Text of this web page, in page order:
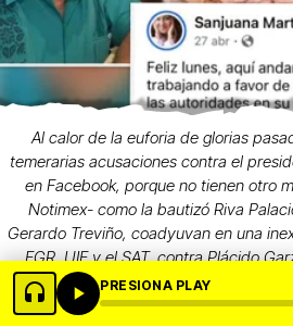
Al calor de la euforia de glorias
temerarias acusaciones contra el
en Facebook, porque no tienen otro
Notimex- como la bautizó Riva
Gerardo Treviño, coadyuvan en una
FGR, UIF y el SAT, contra Plácido
Ahora los dos, más "La Papera", el
Pepe Múzquiz, tendrán que
PRESIONA PLAY